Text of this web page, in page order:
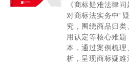
心建设工程合同纠纷提供法律服务
为武汉外滩里设计艺术中心与湖
合同纠纷提供法律服务
为芜湖港口客运总站有限公司与
有限公司租赁合同纠纷提供法律
《商标疑难法律
对商标法实务中“
究，围绕商品归
用认定等核心难
本，通过案例梳
析，呈现商标疑难